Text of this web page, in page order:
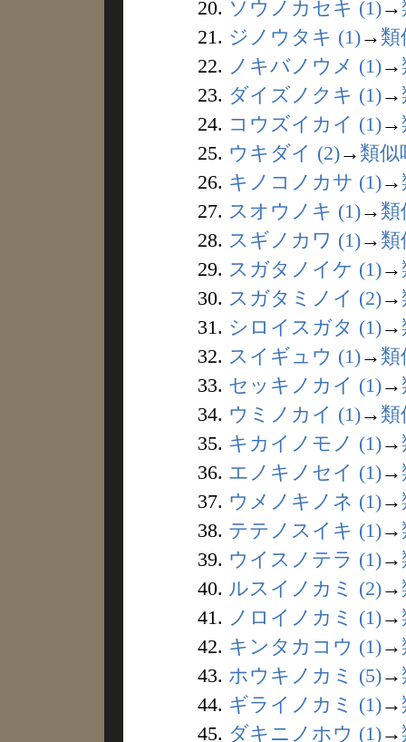
20. ソウノカセキ (1)→
21. ジノウタキ (1)→ 類
22. ノキバノウメ (1)→
23. ダイズノクキ (1)→
24. コウズイカイ (1)→
25. ウキダイ (2)→ 類似
26. キノコノカサ (1)→
27. スオウノキ (1)→ 類
28. スギノカワ (1)→ 類
29. スガタノイケ (1)→
30. スガタミノイ (2)→
31. シロイスガタ (1)→
32. スイギュウ (1)→ 類
33. セッキノカイ (1)→
34. ウミノカイ (1)→ 類
35. キカイノモノ (1)→
36. エノキノセイ (1)→
37. ウメノキノネ (1)→
38. テテノスイキ (1)→
39. ウイスノテラ (1)→
40. ルスイノカミ (2)→
41. ノロイノカミ (1)→
42. キンタカコウ (1)→
43. ホウキノカミ (5)→
44. ギライノカミ (1)→
45. ダキニノホウ (1)→